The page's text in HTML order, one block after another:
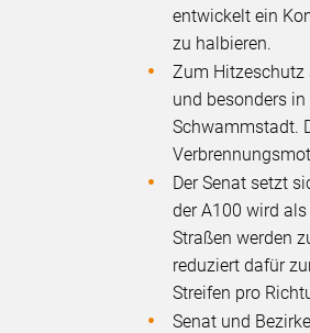
entwickelt ein
zu halbieren.
Zum Hitzeschutz
und besonders
Schwammstadt.
Der Senat setzt
der A100 wird
Straßen werden
reduziert dafür
Streifen pro
Senat und